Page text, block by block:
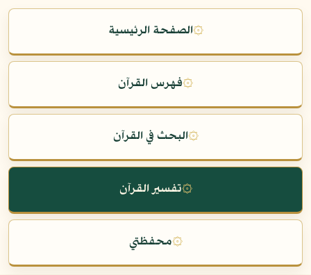
۞الصفحة الرئيسية
۞فهرس القرآن
۞البحث في القرآن
۞تفسير القرآن
۞محفظتي